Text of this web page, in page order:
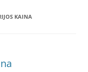
KAINA